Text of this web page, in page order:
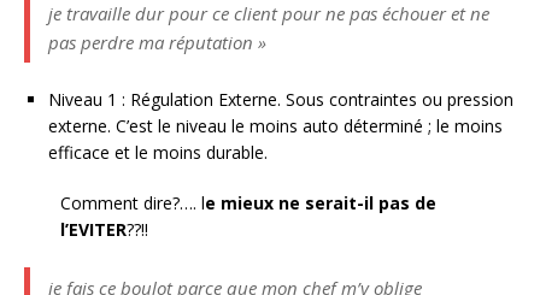
je travaille dur pour ce client pour ne pas échouer et ne
pas perdre ma réputation »
Niveau 1 : Régulation Externe. Sous contraintes ou pression
externe. C’est le niveau le moins auto déterminé ; le moins
efficace et le moins durable.
Comment dire?…. le mieux ne serait-il pas de
l’EVITER??!!
je fais ce boulot parce que mon chef m’y oblige